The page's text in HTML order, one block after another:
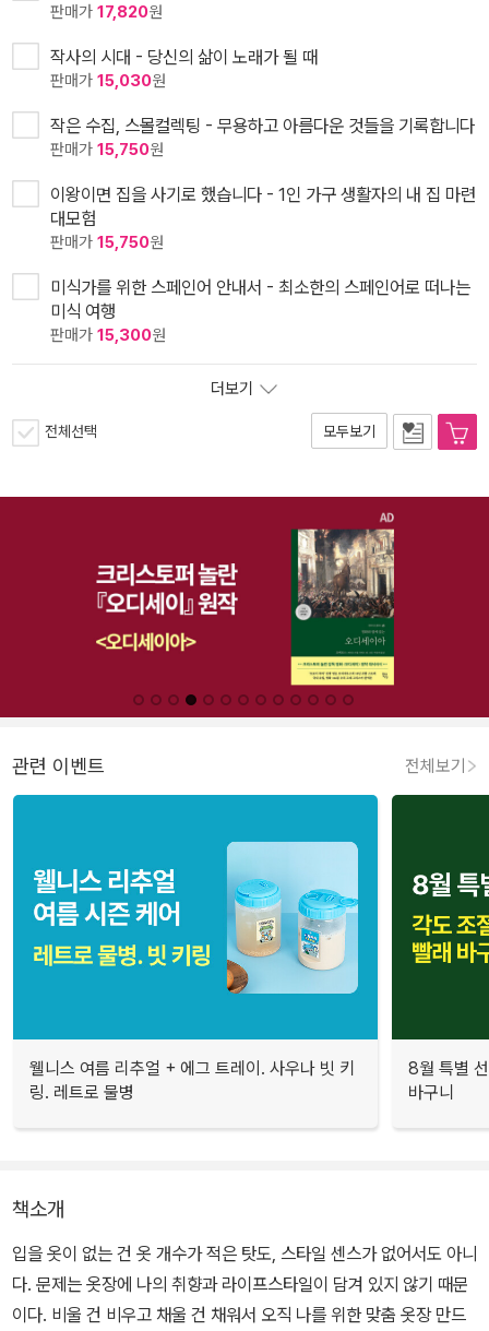
판매가 17,820원
작사의 시대 - 당신의 삶이 노래가 될 때
판매가 15,030원
작은 수집, 스몰컬렉팅 - 무용하고 아름다운 것들을 기록합니다
판매가 15,750원
이왕이면 집을 사기로 했습니다 - 1인 가구 생활자의 내 집 마련
대모험
판매가 15,750원
미식가를 위한 스페인어 안내서 - 최소한의 스페인어로 떠나는
미식 여행
판매가 15,300원
더보기
전체선택 모두보기
관련 이벤트 전체보기
웰니스 여름 리추얼 + 에그 트레이. 사우나 빗 키
링. 레트로 물병
8월 특별
바구니
책소개
입을 옷이 없는 건 옷 개수가 적은 탓도, 스타일 센스가 없어서도 아니
다. 문제는 옷장에 나의 취향과 라이프스타일이 담겨 있지 않기 때문
이다. 비울 건 비우고 채울 건 채워서 오직 나를 위한 맞춤 옷장 만드